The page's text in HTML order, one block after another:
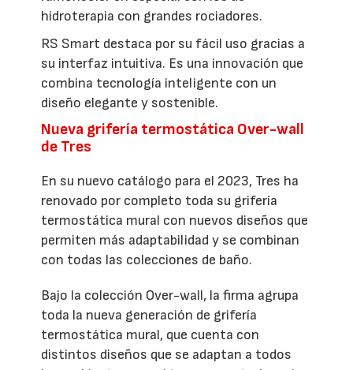
hidroterapia con grandes rociadores.
RS Smart destaca por su fácil uso gracias a
su interfaz intuitiva. Es una innovación que
combina tecnología inteligente con un
diseño elegante y sostenible.
Nueva grifería termostática Over-wall
de Tres
En su nuevo catálogo para el 2023, Tres ha
renovado por completo toda su grifería
termostática mural con nuevos diseños que
permiten más adaptabilidad y se combinan
con todas las colecciones de baño.
Bajo la colección Over-wall, la firma agrupa
toda la nueva generación de grifería
termostática mural, que cuenta con
distintos diseños que se adaptan a todos